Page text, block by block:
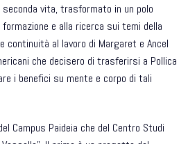
vita, trasformato in un polo
e alla ricerca sui temi della
continuità al lavoro di Margaret e Ancel
che decisero di trasferirsi a Pollica
i benefici su mente e corpo di tali
Campus Paideia che del Centro Studi